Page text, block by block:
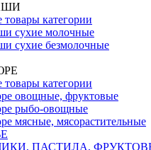
товары категории
сухие молочные
сухие безмолочные
товары категории
овощные, фруктовые
рыбо-овощные
мясные, мясорастительные
ПАСТИЛА,